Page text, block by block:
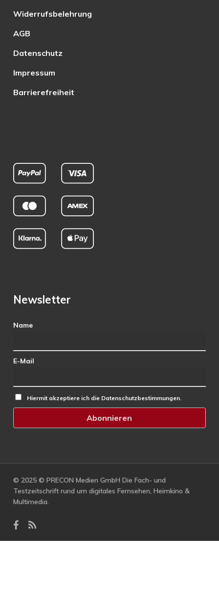
Widerrufsbelehrung
AGB
Datenschutz
Impressum
Barrierefreiheit
Newsletter
Name
E-Mail
Hiermit akzeptiere ich die Datenschutzbestimmungen.
© 2025 © PRECON Medien GmbH Die Fach- und
Testzeitschrift rund um digitales Fernsehen, Heimkino &
Multimedia.
facebook
RSS